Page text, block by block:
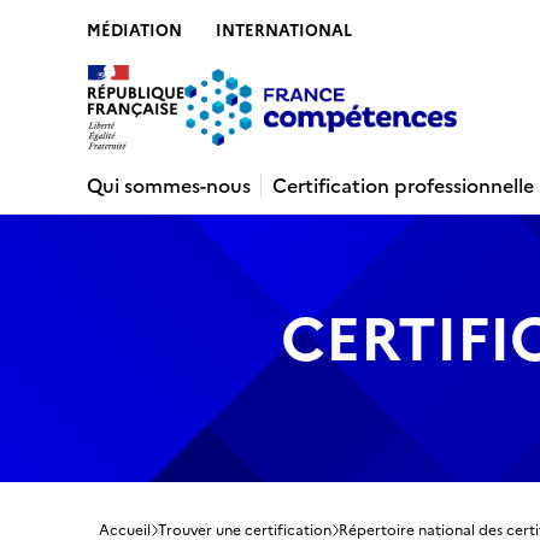
MÉDIATION INTERNATIONAL
Qui sommes-nous
Certification professionnelle
Accueil Trouver une certification Répertoire national des